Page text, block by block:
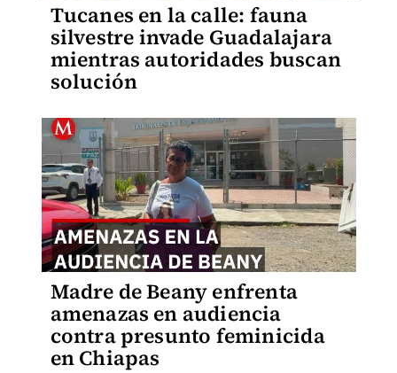
Tucanes en la calle: fauna
silvestre invade Guadalajara
mientras autoridades buscan
solución
Madre de Beany enfrenta
amenazas en audiencia
contra presunto feminicida
en Chiapas